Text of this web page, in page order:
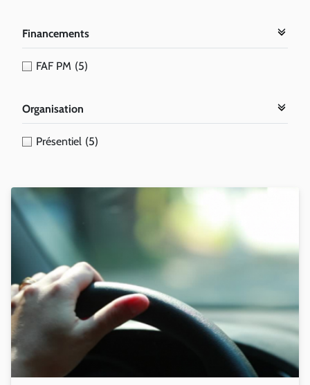
Financements
FAF PM (5)
Organisation
Présentiel (5)